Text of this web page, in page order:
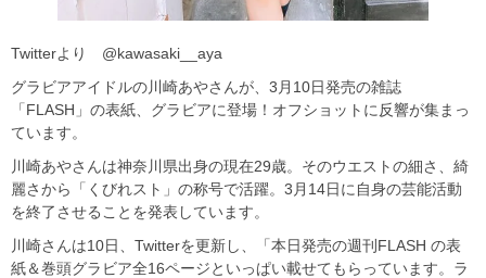
Twitterより @kawasaki__aya
グラビアアイドルの川崎あやさんが、3月10日発売の雑誌
「FLASH」の表紙、グラビアに登場！オフショットに反響が集まっ
ています。
川崎あやさんは神奈川県出身の現在29歳。そのウエストの細さ、綺
麗さから「くびれスト」の称号で活躍。3月14日に自身の芸能活動
を終了させることを発表しています。
川崎さんは10日、Twitterを更新し、「本日発売の週刊FLASH の表
紙＆巻頭グラビア全16ページといっぱい載せてもらっています。ラ